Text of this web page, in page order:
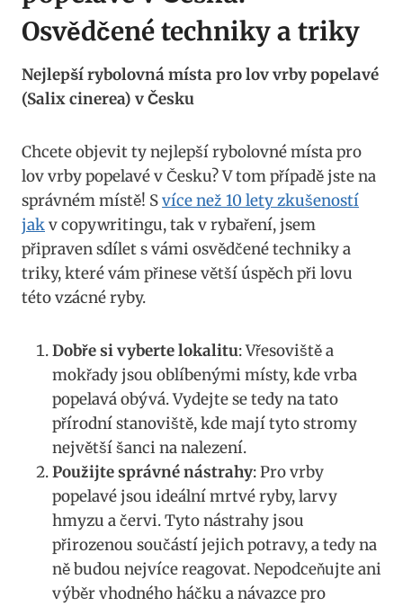
‌Osvědčené techniky a triky
Nejlepší rybolovná ​místa pro lov vrby‌ popelavé
‌(Salix cinerea)‌ v Česku
Chcete objevit ty nejlepší rybolovné místa ‍pro
lov vrby⁢ popelavé v⁢ Česku?⁣ V tom případě jste na
správném místě!‌ Svíce než 10 lety ​zkušeností
‍jakv copywritingu, tak v rybaření, jsem
připraven sdílet s vámi osvědčené techniky⁣ a
triky, které‌ vám ⁢přinese ⁣větší ⁢úspěch při‌ lovu
této vzácné ryby.
Dobře si vyberte lokalitu: Vřesoviště‌ a ​
mokřady⁣ jsou ‍oblíbenými místy, kde vrba
‌popelavá obývá. Vydejte se tedy na tato
přírodní stanoviště, kde mají tyto stromy
největší šanci na ‌nalezení.
Použijte správné nástrahy: Pro⁤ vrby ​
popelavé jsou ideální ‍mrtvé ryby, ⁢larvy
hmyzu‌ a červi. Tyto nástrahy jsou⁢
přirozenou součástí jejich potravy, a tedy na⁣
ně budou nejvíce reagovat. Nepodceňujte ani
výběr vhodného háčku a návazce pro